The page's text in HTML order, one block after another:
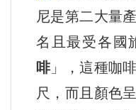
尼是第二大量
名且最受各國
啡」，這種咖
尺，而且顏色